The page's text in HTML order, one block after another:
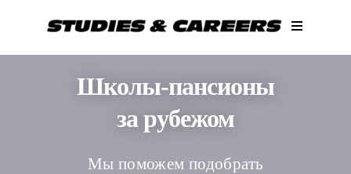
Школы-пансионы
за рубежом
Мы поможем подобрать